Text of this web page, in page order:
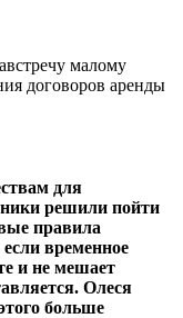
малому
договоров аренды
для
решили пойти
правила
временное
и не мешает
Олеся
больше